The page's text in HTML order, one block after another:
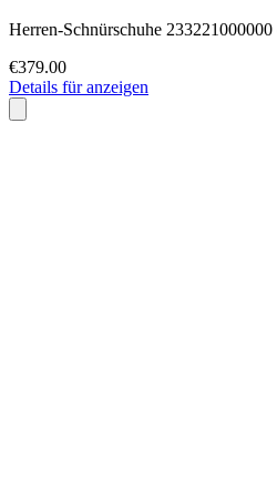
Herren-Schnürschuhe
€379.00
Details für anzeigen